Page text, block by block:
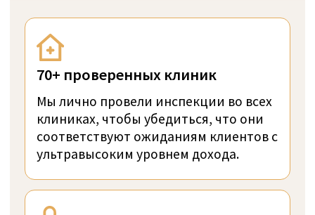
ЦЮРИХ, ШВЕЙЦАРИЯ
The Kusnacht Practice
Проверено
The Kusnacht Practice является ведущей
клиников с высококачественной
клинической помощью, удовлетворяющим
потребности клиентов, которые ищут
непревзойденные услуги в области
психологии, терапии зависимостей,и
программ долголетия.